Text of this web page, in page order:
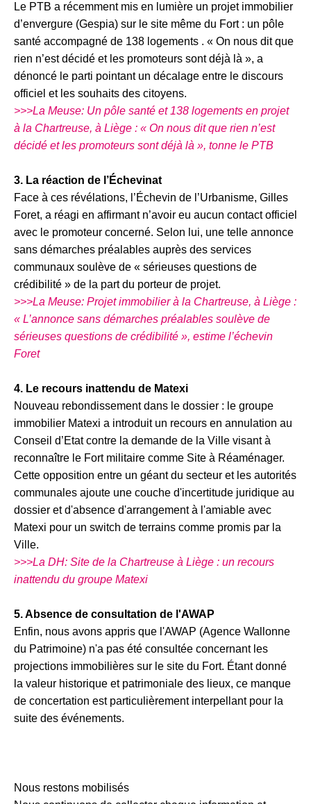
Le PTB a récemment mis en lumière un projet immobilier
d’envergure (Gespia) sur le site même du Fort : un pôle
santé accompagné de 138 logements . « On nous dit que
rien n’est décidé et les promoteurs sont déjà là », a
dénoncé le parti pointant un décalage entre le discours
officiel et les souhaits des citoyens.
>>>La Meuse: Un pôle santé et 138 logements en projet
à la Chartreuse, à Liège : « On nous dit que rien n’est
décidé et les promoteurs sont déjà là », tonne le PTB
3. La réaction de l’Échevinat
Face à ces révélations, l’Échevin de l’Urbanisme, Gilles
Foret, a réagi en affirmant n’avoir eu aucun contact officiel
avec le promoteur concerné. Selon lui, une telle annonce
sans démarches préalables auprès des services
communaux soulève de « sérieuses questions de
crédibilité » de la part du porteur de projet.
>>>La Meuse: Projet immobilier à la Chartreuse, à Liège :
« L’annonce sans démarches préalables soulève de
sérieuses questions de crédibilité », estime l’échevin
Foret
4. Le recours inattendu de Matexi
Nouveau rebondissement dans le dossier : le groupe
immobilier Matexi a introduit un recours en annulation au
Conseil d’Etat contre la demande de la Ville visant à
reconnaître le Fort militaire comme Site à Réaménager.
Cette opposition entre un géant du secteur et les autorités
communales ajoute une couche d'incertitude juridique au
dossier et d'absence d'arrangement à l'amiable avec
Matexi pour un switch de terrains comme promis par la
Ville.
>>>La DH: Site de la Chartreuse à Liège : un recours
inattendu du groupe Matexi
5. Absence de consultation de l'AWAP
Enfin, nous avons appris que l'AWAP (Agence Wallonne
du Patrimoine) n'a pas été consultée concernant les
projections immobilières sur le site du Fort. Étant donné
la valeur historique et patrimoniale des lieux, ce manque
de concertation est particulièrement interpellant pour la
suite des événements.
Nous restons mobilisés